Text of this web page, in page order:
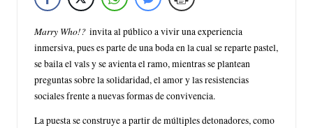
Marry Who!? invita al público a vivir una experiencia
inmersiva, pues es parte de una boda en la cual se reparte pastel,
se baila el vals y se avienta el ramo, mientras se plantean
preguntas sobre la solidaridad, el amor y las resistencias
sociales frente a nuevas formas de convivencia.
La puesta se construye a partir de múltiples detonadores, como